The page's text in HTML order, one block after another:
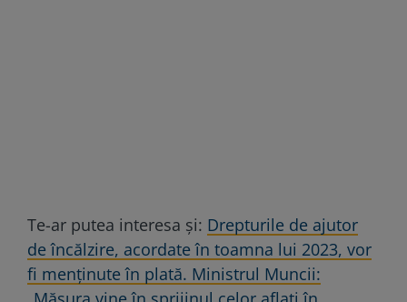
Te-ar putea interesa și: Drepturile de ajutor
de încălzire, acordate în toamna lui 2023, vor
fi menținute în plată. Ministrul Muncii: